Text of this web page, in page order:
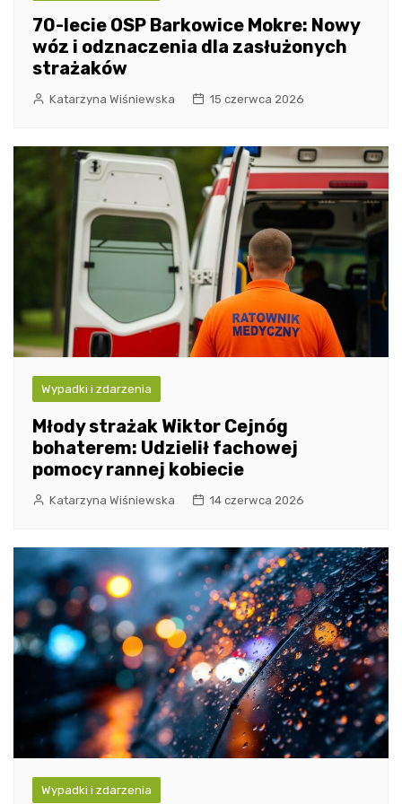
70-lecie OSP Barkowice Mokre: Nowy
wóz i odznaczenia dla zasłużonych
strażaków
Katarzyna Wiśniewska 15 czerwca 2026
Wypadki i zdarzenia
Młody strażak Wiktor Cejnóg
bohaterem: Udzielił fachowej
pomocy rannej kobiecie
Katarzyna Wiśniewska 14 czerwca 2026
Wypadki i zdarzenia